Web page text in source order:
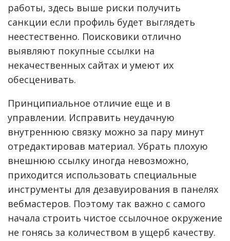
работы, здесь выше риски получить
санкции если профиль будет выглядеть
неестественно. Поисковики отлично
выявляют покупные ссылки на
некачественных сайтах и умеют их
обесценивать.
Принципиальное отличие еще и в
управлении. Исправить неудачную
внутреннюю связку можно за пару минут
отредактировав материал. Убрать плохую
внешнюю ссылку иногда невозможно,
приходится использовать специальные
инструменты для дезавуирования в панелях
вебмастеров. Поэтому так важно с самого
начала строить чистое ссылочное окружение
не гонясь за количеством в ущерб качеству.